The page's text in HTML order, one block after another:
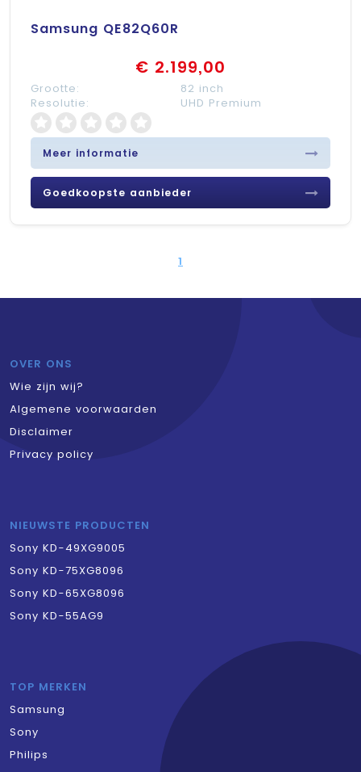
Samsung QE82Q60R
€ 2.199,00
Grootte:
82 inch
Resolutie:
UHD Premium
Meer informatie
Goedkoopste aanbieder
1
OVER ONS
Wie zijn wij?
Algemene voorwaarden
Disclaimer
Privacy policy
NIEUWSTE PRODUCTEN
Sony KD-49XG9005
Sony KD-75XG8096
Sony KD-65XG8096
Sony KD-55AG9
TOP MERKEN
Samsung
Sony
Philips